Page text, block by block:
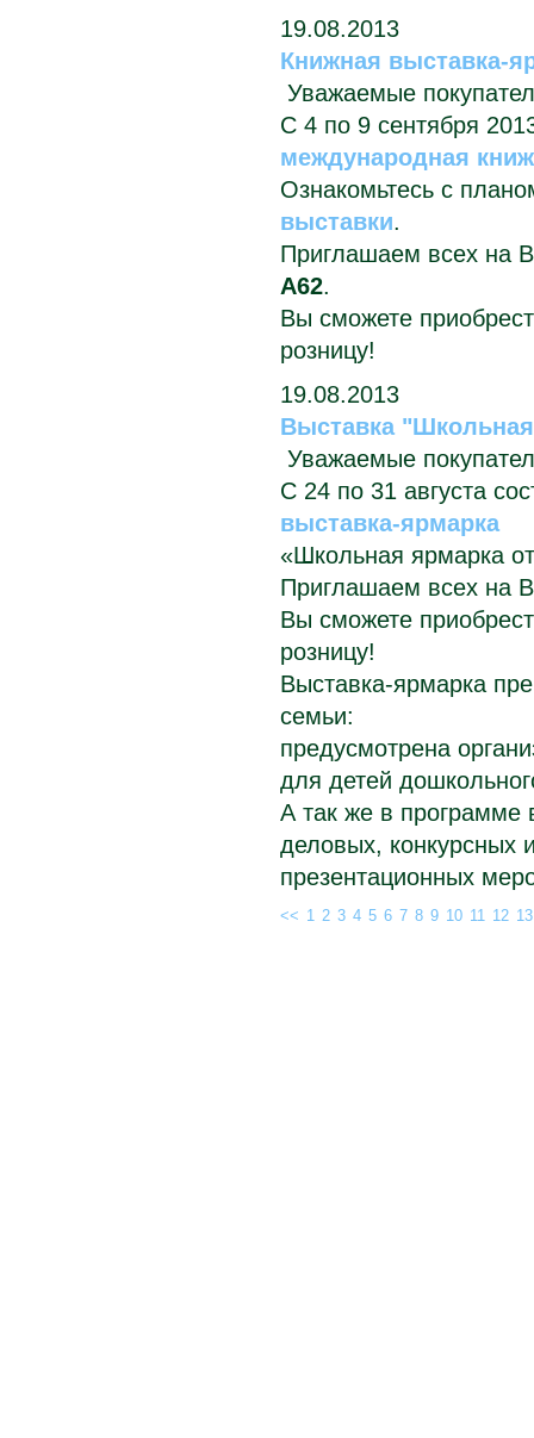
19.08.2013
Книжная выставка-
Уважаемые
С 4 по 9 сентября
международная
Ознакомьтесь с
выставки.
Приглашаем всех
А62.
Вы сможете
розницу!
19.08.2013
Выставка
Уважаемые
С 24 по 31 августа
выставка-ярмарка
«Школьная ярмарка
Приглашаем всех
Вы сможете
розницу!
Выставка-ярмарка
семьи:
предусмотрена
для детей
А так же в программе
деловых, конкурсных
презентационных
<< 1 2 3 4 5 6 7 8 9 10 11 12 13